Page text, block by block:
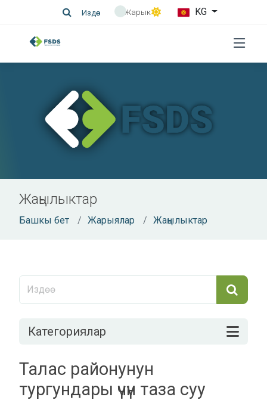
Издөө Жарык KG
Жаңылыктар
Башкы бет Жарыялар Жаңылыктар
Категориялар
Талас районунун
тургундары үчүн таза суу